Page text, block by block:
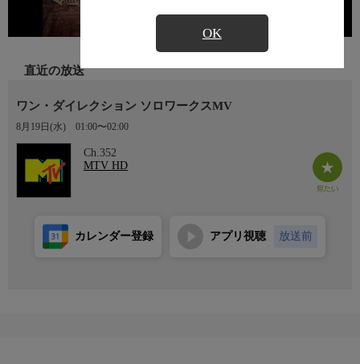
OK
直近の放送
ワン・ダイレクション ソロワークスMV
8月19日(水) 01:00〜02:00
Ch.352
MTV HD
カレンダー登録 アプリ視聴 放送前